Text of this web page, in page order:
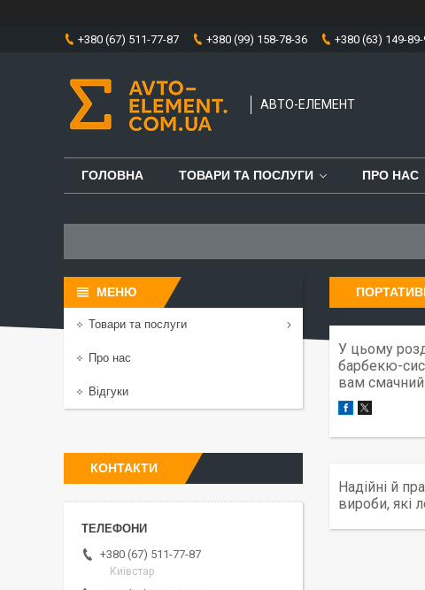
+380 (67) 511-77-87 +380 (99) 158-78-36 +380 (63) 149-
АВТО-ЕЛЕМЕНТ
ГОЛОВНА ТОВАРИ ТА ПОСЛУГИ ПРО НАС
У цьому
барбекю-
вам смачний
Надійні й
вироби, які
Товари та послуги
Про нас
Відгуки
КОНТАКТИ
+380 (67) 511-77-87
Київстар